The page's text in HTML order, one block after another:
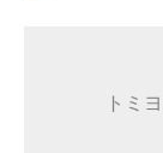
トミ